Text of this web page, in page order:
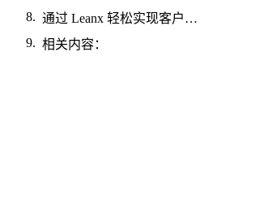
通过 Leanx 轻松实现客户忠诚度
相关内容：